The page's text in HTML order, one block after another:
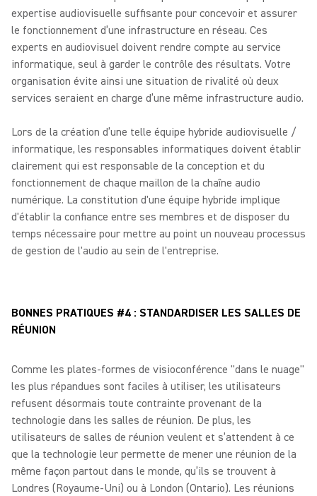
expertise audiovisuelle suffisante pour concevoir et assurer
le fonctionnement d’une infrastructure en réseau. Ces
experts en audiovisuel doivent rendre compte au service
informatique, seul à garder le contrôle des résultats. Votre
organisation évite ainsi une situation de rivalité où deux
services seraient en charge d’une même infrastructure audio.
Lors de la création d’une telle équipe hybride audiovisuelle /
informatique, les responsables informatiques doivent établir
clairement qui est responsable de la conception et du
fonctionnement de chaque maillon de la chaîne audio
numérique. La constitution d'une équipe hybride implique
d'établir la confiance entre ses membres et de disposer du
temps nécessaire pour mettre au point un nouveau processus
de gestion de l'audio au sein de l'entreprise.
BONNES PRATIQUES #4 : STANDARDISER LES SALLES DE
RÉUNION
Comme les plates-formes de visioconférence "dans le nuage"
les plus répandues sont faciles à utiliser, les utilisateurs
refusent désormais toute contrainte provenant de la
technologie dans les salles de réunion. De plus, les
utilisateurs de salles de réunion veulent et s’attendent à ce
que la technologie leur permette de mener une réunion de la
même façon partout dans le monde, qu’ils se trouvent à
Londres (Royaume-Uni) ou à London (Ontario). Les réunions